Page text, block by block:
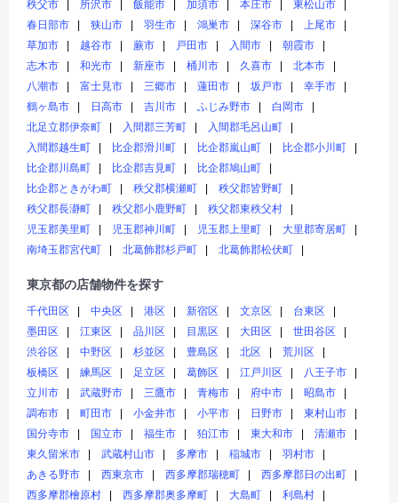
秩父市 所沢市 飯能市 加須市 本庄市
東松山市
春日部市
狭山市 羽生市 鴻巣市 深谷市
上尾市
草加市
越谷市 蕨市 戸田市 入間市
朝霞市
志木市
和光市 新座市 桶川市 久喜市
北本市
八潮市
富士見市 三郷市 蓮田市 坂戸市
幸手市
鶴ヶ島市
日高市 吉川市 ふじみ野市
白岡市
北足立郡伊奈町
入間郡三芳町
入間郡毛呂山町
入間郡越生町
比企郡滑川町 比企郡嵐山町
比企郡小川町
比企郡川島町
比企郡吉見町
比企郡鳩山町
比企郡ときがわ町
秩父郡横瀬町
秩父郡皆野町
秩父郡長瀞町
秩父郡小鹿野町
秩父郡東秩父村
児玉郡美里町
児玉郡神川町 児玉郡上里町
大里郡寄居町
南埼玉郡宮代町
北葛飾郡杉戸町 北葛飾郡松伏町
東京都の店舗物件を探す
千代田区 中央区 港区 新宿区 文京区
台東区
墨田区
江東区 品川区 目黒区 大田区
世田谷区
渋谷区
中野区 杉並区 豊島区 北区
荒川区
板橋区
練馬区 足立区 葛飾区 江戸川区
八王子市
立川市
武蔵野市 三鷹市 青梅市 府中市
昭島市
調布市
町田市 小金井市 小平市 日野市
東村山市
国分寺市
国立市 福生市 狛江市 東大和市
清瀬市
東久留米市
武蔵村山市 多摩市 稲城市
羽村市
あきる野市
西東京市 西多摩郡瑞穂町
西多摩郡日の出町
西多摩郡檜原村
西多摩郡奥多摩町 大島町
利島村